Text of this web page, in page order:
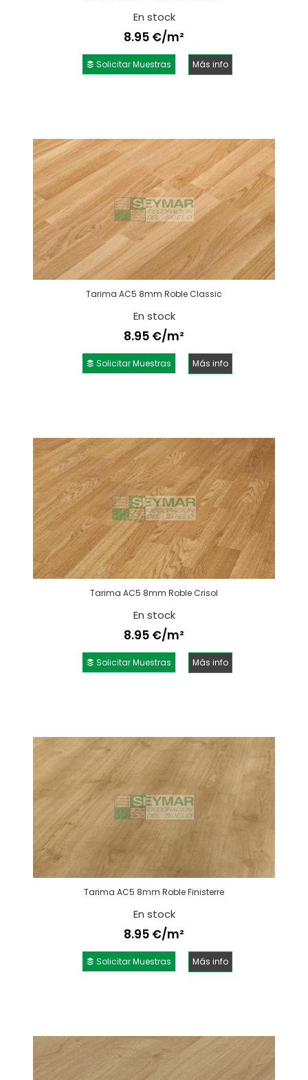
En stock
8.95 €/m²
Solicitar Muestras Más info
Tarima AC5 8mm Roble Classic
En stock
8.95 €/m²
Solicitar Muestras Más info
Tarima AC5 8mm Roble Crisol
En stock
8.95 €/m²
Solicitar Muestras Más info
Tarima AC5 8mm Roble Finisterre
En stock
8.95 €/m²
Solicitar Muestras Más info